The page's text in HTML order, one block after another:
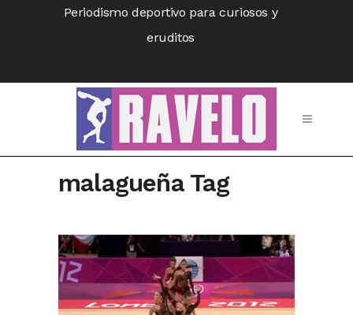
Periodismo deportivo para curiosos y
eruditos
malagueña Tag